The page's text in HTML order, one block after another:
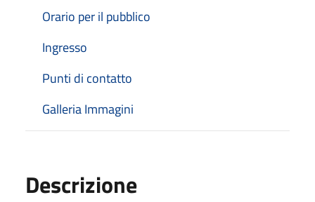
Orario per il pubblico
Ingresso
Punti di contatto
Galleria Immagini
Descrizione